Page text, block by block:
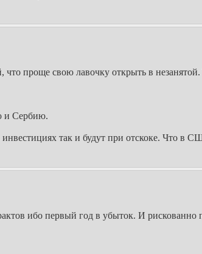
проще свою лавочку открыть в
и Сербию.
так и будут при отскоке. Что в
ибо первый год в убыток. И